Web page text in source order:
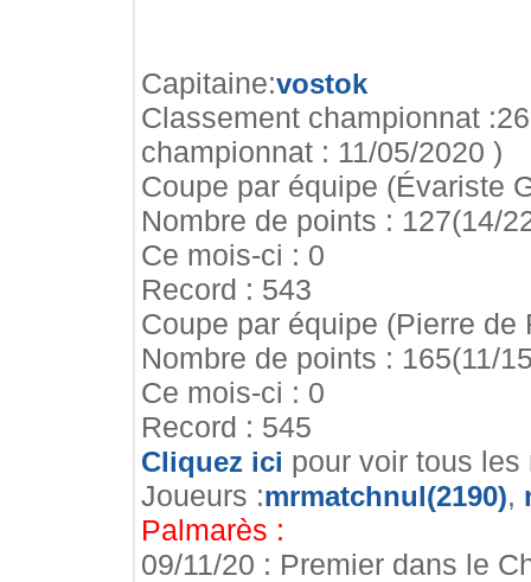
Capitaine:vostok
Classement championnat
championnat : 11/05/2020 )
Coupe par équipe (Évariste
Nombre de points : 127(14/
Ce mois-ci : 0
Record : 543
Coupe par équipe (Pierre de
Nombre de points : 165(11/
Ce mois-ci : 0
Record : 545
Cliquez ici pour voir tous
Joueurs :mrmatchnul(2190),
Palmarès :
09/11/20 : Premier dans le